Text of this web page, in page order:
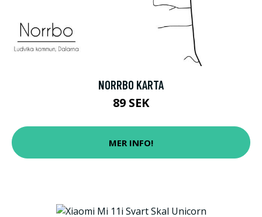
NORRBO KARTA
89 SEK
MER INFO!